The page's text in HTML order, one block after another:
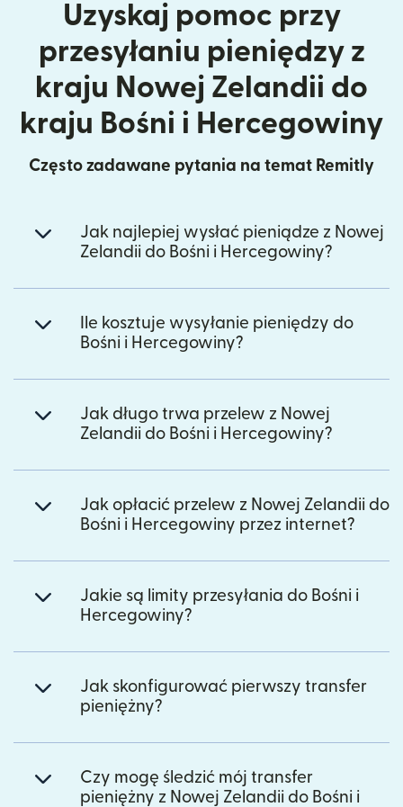
Uzyskaj pomoc przy
przesyłaniu pieniędzy z
kraju Nowej Zelandii do
kraju Bośni i Hercegowiny
Często zadawane pytania na temat Remitly
Jak najlepiej wysłać pieniądze z Nowej
Zelandii do Bośni i Hercegowiny?
Ile kosztuje wysyłanie pieniędzy do
Bośni i Hercegowiny?
Jak długo trwa przelew z Nowej
Zelandii do Bośni i Hercegowiny?
Jak opłacić przelew z Nowej Zelandii do
Bośni i Hercegowiny przez internet?
Jakie są limity przesyłania do Bośni i
Hercegowiny?
Jak skonfigurować pierwszy transfer
pieniężny?
Czy mogę śledzić mój transfer
pieniężny z Nowej Zelandii do Bośni i